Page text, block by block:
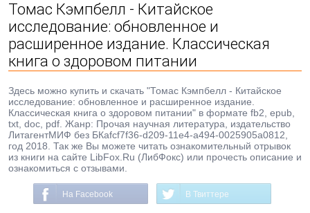
Томас Кэмпбелл - Китайское
исследование: обновленное и
расширенное издание. Классическая
книга о здоровом питании
Здесь можно купить и скачать "Томас Кэмпбелл - Китайское
исследование: обновленное и расширенное издание.
Классическая книга о здоровом питании" в формате fb2, epub,
txt, doc, pdf. Жанр: Прочая научная литература, издательство
ЛитагентМИФ без БКafcf7f36-d209-11e4-a494-0025905a0812,
год 2018. Так же Вы можете читать ознакомительный отрывок
из книги на сайте LibFox.Ru (ЛибФокс) или прочесть описание и
ознакомиться с отзывами.
На Facebook В Твиттере